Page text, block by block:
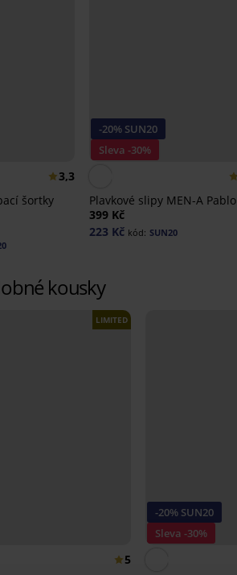
3,3
šortky
-20% SUN20
Sleva -30%
Plavkové slipy MEN-A Pablo
399 Kč
223 Kč kód: SUN20
kousky
LIMITED
5
-20% SUN20
Sleva -30%